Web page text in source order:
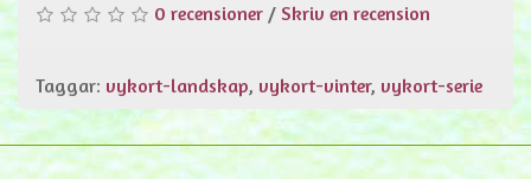
0 recensioner / Skriv en recension
Taggar: vykort-landskap, vykort-vinter, vykort-serie